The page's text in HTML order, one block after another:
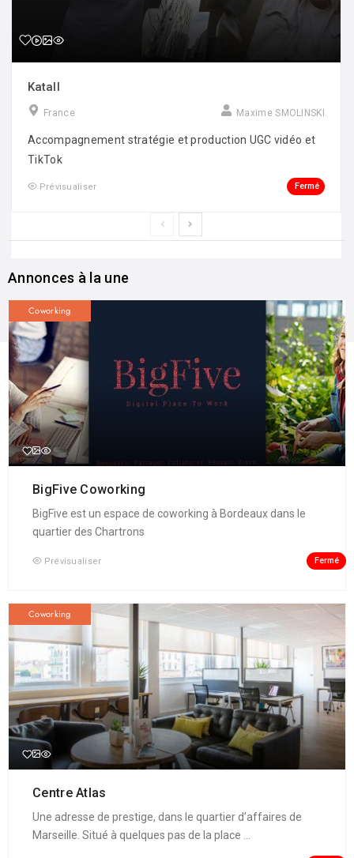
Katall
France Maxime SMOLINSKI
Accompagnement stratégie et production UGC vidéo et
TikTok
Prévisualiser Fermé
Annonces à la une
Coworking
BigFive Coworking
BigFive est un espace de coworking à Bordeaux dans le
quartier des Chartrons
Prévisualiser Fermé
Coworking
Centre Atlas
Une adresse de prestige, dans le quartier d’affaires de
Marseille. Situé à quelques pas de la place ...